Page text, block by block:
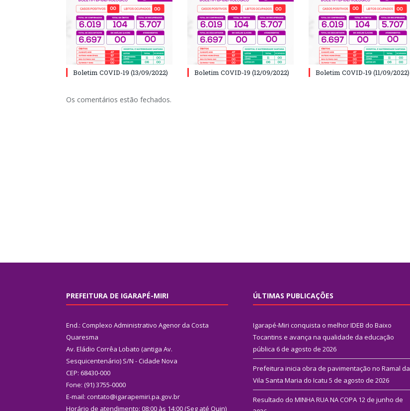
Boletim COVID-19 (13/09/2022) Boletim COVID-19 (12/09/2022) Boletim COVID-19 (11/09/2022)
Os comentários estão fechados.
PREFEITURA DE IGARAPÉ-MIRI
End.: Complexo Administrativo Agenor da Costa
Quaresma
Av. Eládio Corrêa Lobato (antiga Av.
Sesquicentenário) S/N - Cidade Nova
CEP: 68430-000
Fone: (91) 3755-0000
E-mail: contato@igarapemiri.pa.gov.br
Horário de atendimento: 08:00 às 14:00 (Seg até Quin)
ÚLTIMAS PUBLICAÇÕES
Igarapé-Miri conquista o melhor IDEB do Baixo
Tocantins e avança na qualidade da educação
pública 6 de agosto de 2026
Prefeitura inicia obra de pavimentação no Ramal da
Vila Santa Maria do Icatu 5 de agosto de 2026
Resultado do MINHA RUA NA COPA 12 de junho de